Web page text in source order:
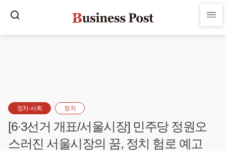
정치·사회 정치
[6·3선거 개표/서울시장] 민주당 정원오
스러진 서울시장의 꿈, 정치 험로 예고